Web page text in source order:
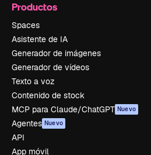
Productos
Spaces
Asistente de IA
Generador de imágenes
Generador de vídeos
Texto a voz
Contenido de stock
MCP para Claude/ChatGPT Nuevo
Agentes Nuevo
API
App móvil